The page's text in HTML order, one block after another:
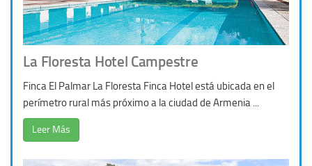
La Floresta Hotel Campestre
Finca El Palmar La Floresta Finca Hotel está ubicada en el
perímetro rural más próximo a la ciudad de Armenia ...
Leer Más